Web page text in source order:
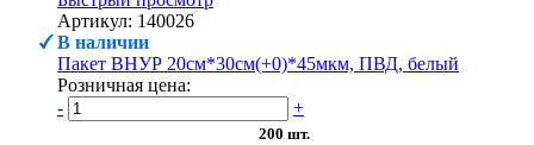
Артикул: 140026
В наличии
Пакет ВНУР 20см*30см(+0)*45мкм, ПВД, белый
Розничная цена:
-
+
200 шт.